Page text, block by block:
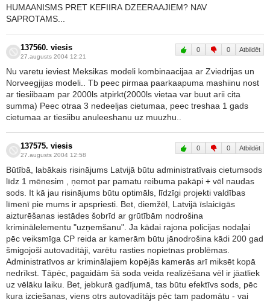
HUMAANISMS PRET KEFIIRA DZEERAAJIEM? NAV
SAPROTAMS...
137560. viesis
27.augusts 2004 12:21
0 0 Atbildēt
Nu varetu ieviest Meksikas modeli kombinaacijaa ar Zviedrijas un
Norveegjijas modeli.. Tb peec pirmaa paarkaapuma mashiinu nost
ar tiesiibaam par 2000ls atpirkt(2000ls vietaa var buut arii cita
summa) Peec otraa 3 nedeeljas cietumaa, peec treshaa 1 gads
cietumaa ar tiesiibu anuleeshanu uz muuzhu..
137575. viesis
27.augusts 2004 12:58
0 0 Atbildēt
Būtībā, labākais risinājums Latvijā būtu administratīvais cietumsods
līdz 1 mēnesim , ņemot par pamatu reibuma pakāpi + vēl naudas
sods. It kā jau risinājums būtu optimāls, līdzīgi projekti valdības
līmenī pie mums ir apspriesti. Bet, diemžēl, Latvijā īslaicīgās
aizturēšanas iestādes šobrīd ar grūtībām nodrošina
kriminālelementu "uzņemšanu". Ja kādai rajona policijas nodaļai
pēc veiksmīga CP reida ar kamerām būtu jānodrošina kādi 200 gad
šmigojoši autovadītāji, varētu rasties nopietnas problēmas.
Administratīvos ar kriminālajiem kopējās kamerās arī miksēt kopā
nedrīkst. Tāpēc, pagaidām šā soda veida realizēšana vēl ir jāatliek
uz vēlāku laiku. Bet, jebkurā gadījumā, tas būtu efektīvs sods, pēc
kura izciešanas, viens otrs autovadītājs pēc tam padomātu - vai